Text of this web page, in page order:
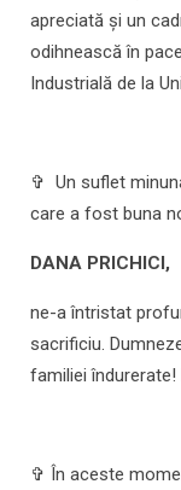
apreciată și un
odihnească în
Industrială de la
✞ Un suflet
care a fost buna
DANA PRICHICI,
ne-a întristat
sacrificiu.
familiei îndurerate!
✞ În aceste